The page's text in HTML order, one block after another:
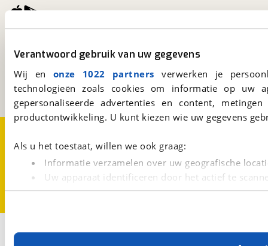
Verantwoord gebruik van uw gegevens
Wij en onze 1022 partners verwerken je
technologieën zoals cookies om informatie op
gepersonaliseerde advertenties en content,
productontwikkeling. U kunt kiezen wie uw gegevens
Als u het toestaat, willen we ook graag:
Informatie verzamelen over uw geografische
Uw apparaat identificeren door het actief te
Lees meer over hoe uw persoonlijke gegevens worden
Met cookies en vergelijkbare technieken zorgen we
Kosterijland15
Een initiatief van
BOVAG
CookievoorkeurenVacatures